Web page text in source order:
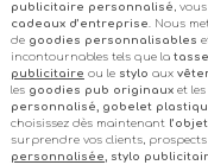
publicitaire personnalisé ,
cadeaux d’entreprise. Nous
de goodies personnalisables
incontournables tels que la
publicitaire ou le stylo aux
les goodies pub originauxet les
personnalisé, gobelet
choisissez dès maintenant
surprendre vos clients,
personnalisée, stylo